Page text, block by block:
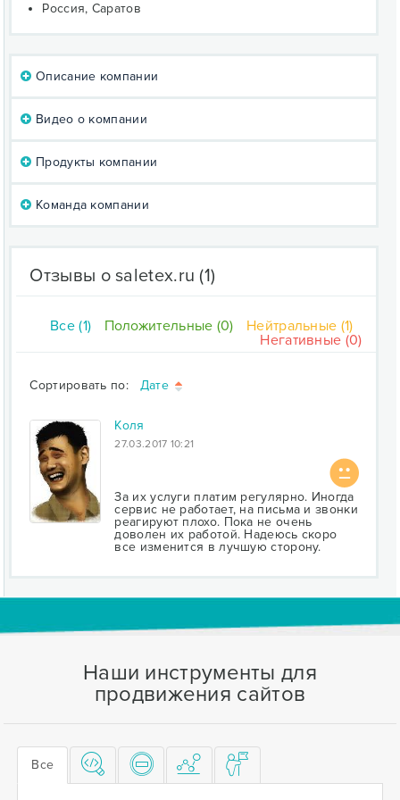
Россия, Саратов
Описание компании
Видео о компании
Продукты компании
Команда компании
Отзывы о saletex.ru (1)
Все (1) Положительные (0)
Нейтральные (1)
Негативные (0)
Сортировать по: Дате
Коля
27.03.2017 10:21
За их услуги платим регулярно. Иногда
сервис не работает, на письма и звонки
реагируют плохо. Пока не очень
доволен их работой. Надеюсь скоро
все изменится в лучшую сторону.
Наши инструменты для
продвижения сайтов
Все